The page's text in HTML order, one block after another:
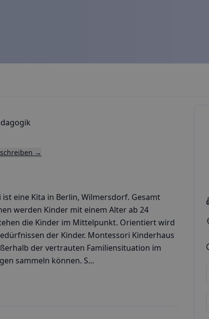
→
eine Kita in Berlin, Wilmersdorf. Gesamt
werden Kinder mit einem Alter ab 24
die Kinder im Mittelpunkt. Orientiert wird
der Kinder. Montessori Kinderhaus
der vertrauten Familiensituation im
sammeln können. S...